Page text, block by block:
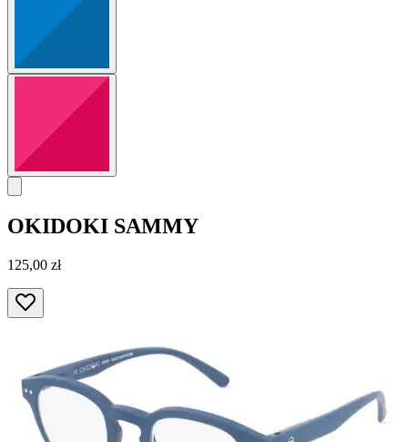
OKIDOKI SAMMY
125,00 zł